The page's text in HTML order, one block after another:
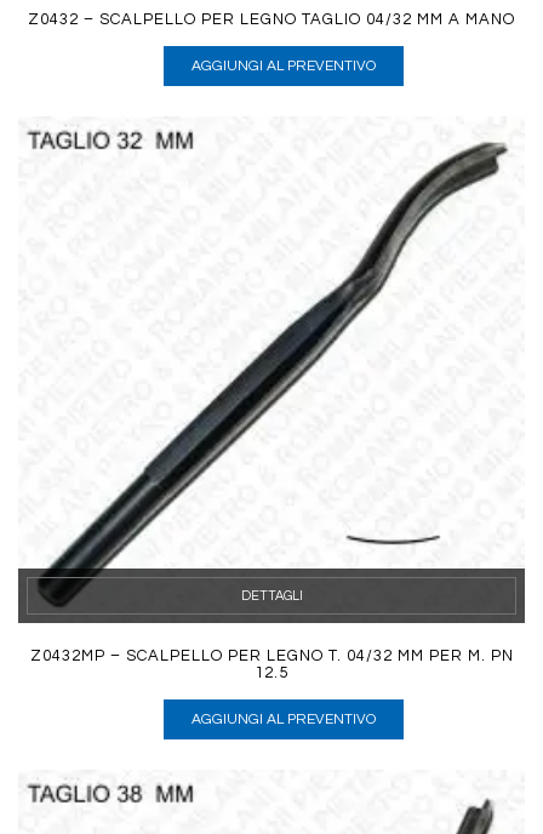
Z0432 – SCALPELLO PER LEGNO TAGLIO 04/32 MM A MANO
AGGIUNGI AL PREVENTIVO
DETTAGLI
Z0432MP – SCALPELLO PER LEGNO T. 04/32 MM PER M. PN
12.5
AGGIUNGI AL PREVENTIVO